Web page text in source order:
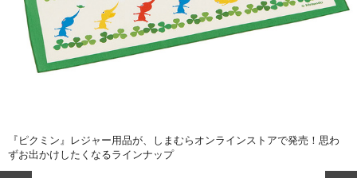
『ピクミン』レジャー用品が、しまむらオンラインストアで発売！思わ
ずお出かけしたくなるラインナップ